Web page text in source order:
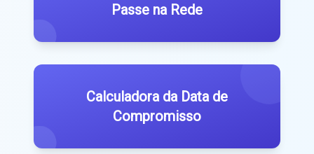
Passe na Rede
Calculadora da Data de
Compromisso